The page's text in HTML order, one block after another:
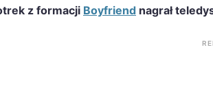
z formacji Boyfriend nagrał